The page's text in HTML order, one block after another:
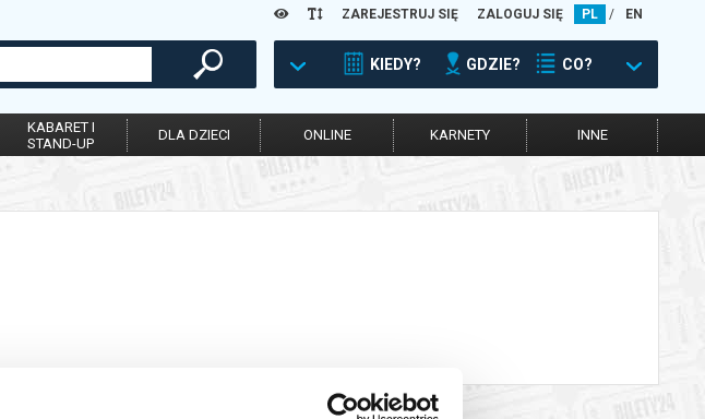
ZAREJESTRUJ SIĘ ZALOGUJ SIĘ PL / EN
KIEDY? GDZIE? CO?
KABARET I
STAND-UP
DLA DZIECI ONLINE KARNETY INNE